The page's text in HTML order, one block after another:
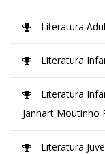
Literatura
Literatura
Literatura
Jannart Moutinho
Literatura